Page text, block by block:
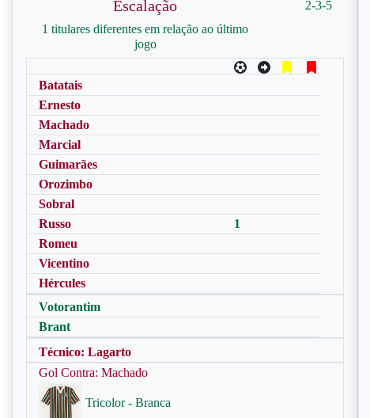
Escalação
1 titulares diferentes em relação ao último
jogo
2-3-5
Batatais
Ernesto
Machado
Marcial
Guimarães
Orozimbo
Sobral
Russo
1
Romeu
Vicentino
Hércules
Votorantim
Brant
Técnico: Lagarto
Gol Contra: Machado
Tricolor - Branca